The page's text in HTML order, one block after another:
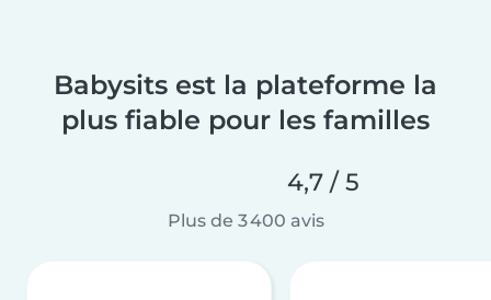
Babysits est la plateforme la
plus fiable pour les familles
4,7 / 5
Plus de 3 400 avis